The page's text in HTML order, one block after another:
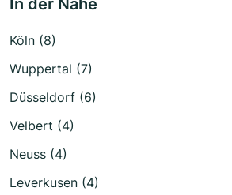
In der Nähe
Köln (8)
Wuppertal (7)
Düsseldorf (6)
Velbert (4)
Neuss (4)
Leverkusen (4)